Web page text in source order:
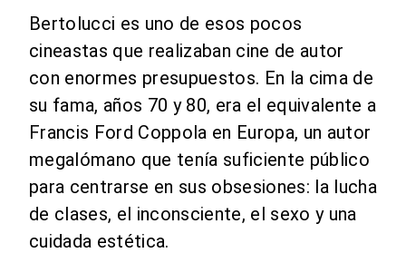
Bertolucci es uno de esos pocos
cineastas que realizaban cine de autor
con enormes presupuestos. En la cima de
su fama, años 70 y 80, era el equivalente a
Francis Ford Coppola en Europa, un autor
megalómano que tenía suficiente público
para centrarse en sus obsesiones: la lucha
de clases, el inconsciente, el sexo y una
cuidada estética.